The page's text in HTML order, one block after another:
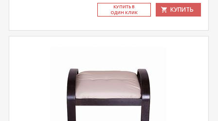
КУ­ПИТЬ В
ОДИН КЛИК
КУПИТЬ